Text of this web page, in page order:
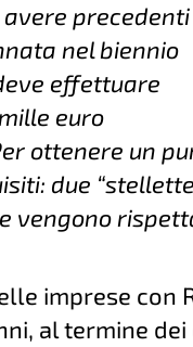
nel biennio
effettuare
euro
ottenere un
due
vengono
imprese con
al termine dei